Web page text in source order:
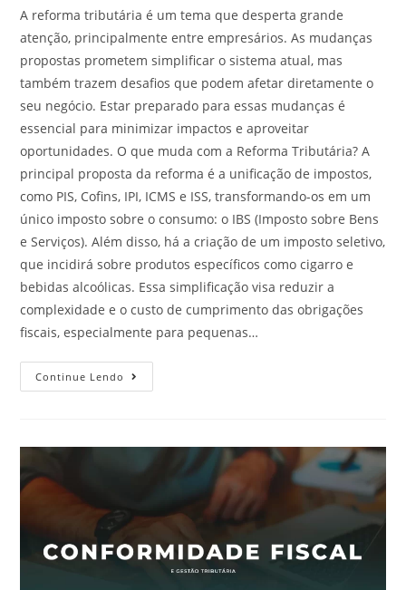
A reforma tributária é um tema que desperta grande
atenção, principalmente entre empresários. As mudanças
propostas prometem simplificar o sistema atual, mas
também trazem desafios que podem afetar diretamente o
seu negócio. Estar preparado para essas mudanças é
essencial para minimizar impactos e aproveitar
oportunidades. O que muda com a Reforma Tributária? A
principal proposta da reforma é a unificação de impostos,
como PIS, Cofins, IPI, ICMS e ISS, transformando-os em um
único imposto sobre o consumo: o IBS (Imposto sobre Bens
e Serviços). Além disso, há a criação de um imposto seletivo,
que incidirá sobre produtos específicos como cigarro e
bebidas alcoólicas. Essa simplificação visa reduzir a
complexidade e o custo de cumprimento das obrigações
fiscais, especialmente para pequenas…
Continue Lendo